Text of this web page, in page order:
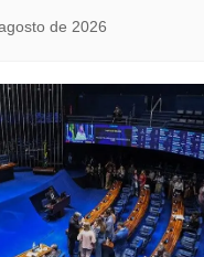
de 2026